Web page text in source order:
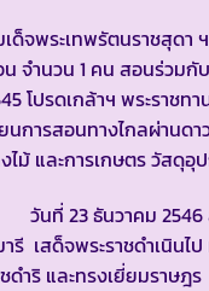
ด็จพระเทพรัตนราชสุดา
จำนวน 1 คน สอนร่วมกั
โปรดเกล้าฯ พระราช
นการสอนทางไกลผ่านดา
ไม้ และการเกษตร วัสดุ
23 ธันวาคม 2546 ส
รี เสด็จพระราชดำเนินไ
ดำริ และทรงเยี่ยมราษฎร